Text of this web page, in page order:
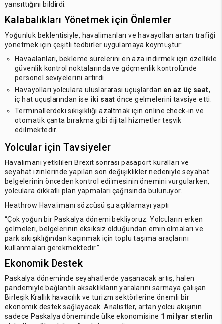
yansıttığını bildirdi.
Kalabalıkları Yönetmek için Önlemler
Yoğunluk beklentisiyle, havalimanları ve havayolları artan trafiği
yönetmek için çeşitli tedbirler uygulamaya koymuştur:
Havaalanları, bekleme sürelerini en aza indirmek için özellikle
güvenlik kontrol noktalarında ve göçmenlik kontrolünde
personel seviyelerini artırdı.
Havayolları yolculara uluslararası uçuşlardan en az üç saat,
iç hat uçuşlarından ise iki saat önce gelmelerini tavsiye etti.
Terminallerdeki sıkışıklığı azaltmak için online check-in ve
otomatik çanta bırakma gibi dijital hizmetler teşvik
edilmektedir.
Yolcular için Tavsiyeler
Havalimanı yetkilileri Brexit sonrası pasaport kuralları ve
seyahat izinlerinde yapılan son değişiklikler nedeniyle seyahat
belgelerinin önceden kontrol edilmesinin önemini vurgularken,
yolculara dikkatli plan yapmaları çağrısında bulunuyor.
Heathrow Havalimanı sözcüsü şu açıklamayı yaptı
“Çok yoğun bir Paskalya dönemi bekliyoruz. Yolcuların erken
gelmeleri, belgelerinin eksiksiz olduğundan emin olmaları ve
park sıkışıklığından kaçınmak için toplu taşıma araçlarını
kullanmaları gerekmektedir.”
Ekonomik Destek
Paskalya döneminde seyahatlerde yaşanacak artış, halen
pandemiyle bağlantılı aksaklıkların yaralarını sarmaya çalışan
Birleşik Krallık havacılık ve turizm sektörlerine önemli bir
ekonomik destek sağlayacak. Analistler, artan yolcu akışının
sadece Paskalya döneminde ülke ekonomisine 1 milyar sterlin